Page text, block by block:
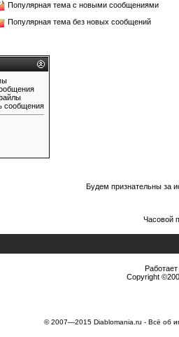
Популярная тема с новыми сообщениями
Популярная тема без новых сообщений
сообщения
Будем признательны за
Часовой
Copyright
© 2007—2015 Diablomania.ru - Всё об